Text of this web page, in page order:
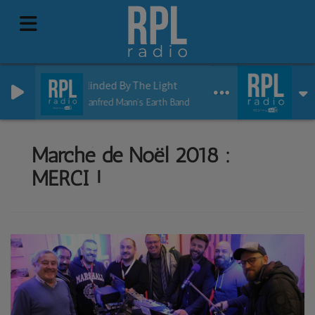
Blinded By The Light
Manfred Mann's Earth Band
Marché de Noël 2018 :
MERCI !